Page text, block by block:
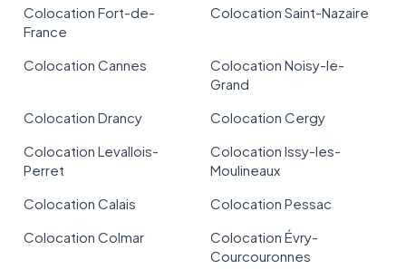
Colocation Fort-de-
France
Colocation Saint-Nazaire
Colocation Cannes
Colocation Noisy-le-
Grand
Colocation Drancy
Colocation Cergy
Colocation Levallois-
Perret
Colocation Issy-les-
Moulineaux
Colocation Calais
Colocation Pessac
Colocation Colmar
Colocation Évry-
Courcouronnes